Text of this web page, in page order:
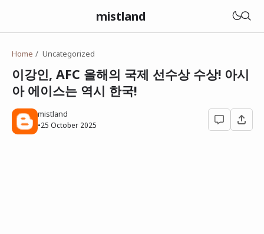
mistland
Home Uncategorized
이강인, AFC 올해의 국제 선수상 수상! 아시
아 에이스는 역시 한국!
mistland
•25 October 2025